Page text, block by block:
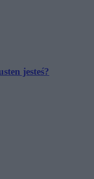
jesteś?